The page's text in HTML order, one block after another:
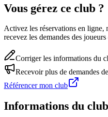
Vous gérez ce club ?
Activez les réservations en ligne,
recevez les demandes des
Corriger les informations du
Recevoir plus de demandes
Référencer mon club
Informations du club